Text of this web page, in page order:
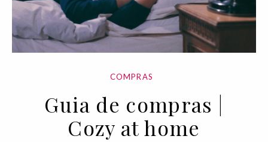
COMPRAS
Guia de compras |
Cozy at home